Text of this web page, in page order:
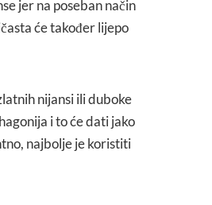
jer na poseban način
će također lijepo
nijansi ili duboke
i to će dati jako
najbolje je koristiti